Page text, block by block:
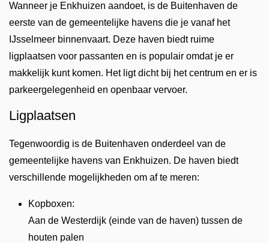
Wanneer je Enkhuizen aandoet, is de Buitenhaven de
eerste van de gemeentelijke havens die je vanaf het
IJsselmeer binnenvaart. Deze haven biedt ruime
ligplaatsen voor passanten en is populair omdat je er
makkelijk kunt komen. Het ligt dicht bij het centrum en er is
parkeergelegenheid en openbaar vervoer.
Ligplaatsen
Tegenwoordig is de Buitenhaven onderdeel van de
gemeentelijke havens van Enkhuizen. De haven biedt
verschillende mogelijkheden om af te meren:
Kopboxen:
Aan de Westerdijk (einde van de haven) tussen de
houten palen